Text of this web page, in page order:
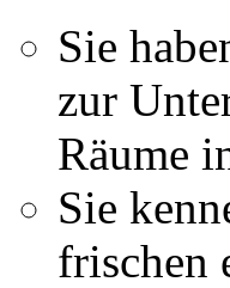
Sie
zur
Räume
Sie
frischen